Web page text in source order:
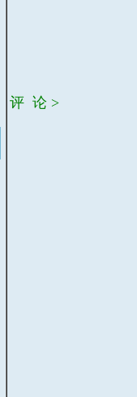
评 论 >